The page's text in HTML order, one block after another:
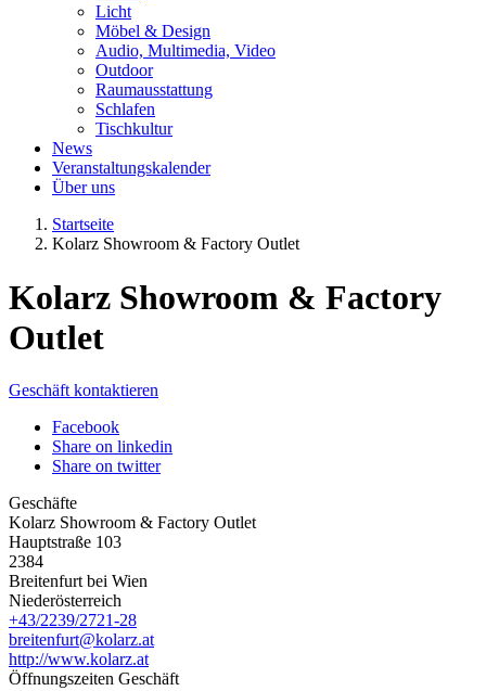
Licht
Möbel & Design
Audio, Multimedia, Video
Outdoor
Raumausstattung
Schlafen
Tischkultur
News
Veranstaltungskalender
Über uns
Startseite
Kolarz Showroom & Factory Outlet
Kolarz Showroom & Factory
Outlet
Geschäft kontaktieren
Facebook
Share on linkedin
Share on twitter
Geschäfte
Kolarz Showroom & Factory Outlet
Hauptstraße 103
2384
Breitenfurt bei Wien
Niederösterreich
+43/2239/2721-28
breitenfurt@kolarz.at
http://www.kolarz.at
Öffnungszeiten Geschäft